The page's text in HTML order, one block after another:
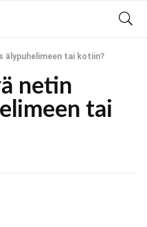
älypuhelimeen tai kotiin?
netin
tai